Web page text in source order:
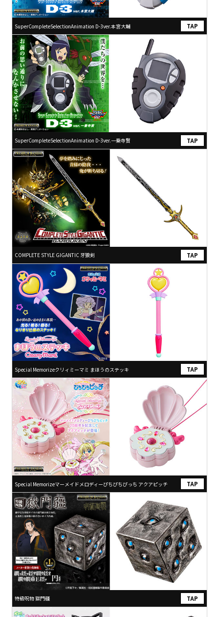
SuperCompleteSelectionAnimation D-3ver.本宮大輔
SuperCompleteSelectionAnimation D-3ver.一乗寺賢
COMPLETE STYLE GIGANTIC 牙狼剣
Special Memorizeクリィミーマミ まほうのステッキ
Special Memorizeマーメイドメロディーぴちぴちぴっち アクアピッチ
特級呪物 獄門疆